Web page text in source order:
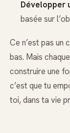
Développer
basée sur
Ce n’est pas un
bas. Mais
construire une
c’est que tu
toi, dans ta vie